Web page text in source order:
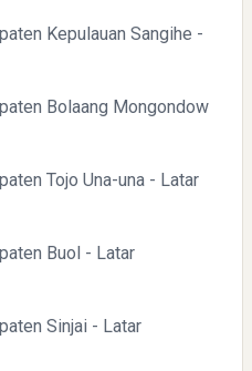
di Balik Kasus Hukum
Bunga terhadap Bitcoin
Kepulauan Sangihe -
Bolaang Mongondow
Tojo Una-una - Latar
Buol - Latar
Sinjai - Latar